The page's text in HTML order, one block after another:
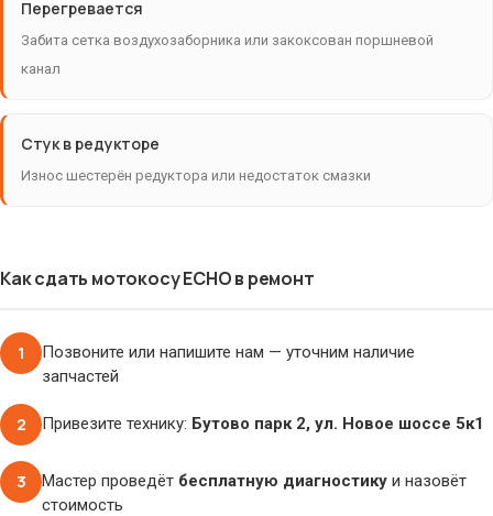
Перегревается
Забита сетка воздухозаборника или закоксован поршневой
канал
Стук в редукторе
Износ шестерён редуктора или недостаток смазки
Как сдать мотокосу ECHO в ремонт
1
Позвоните или напишите нам — уточним наличие
запчастей
2 Привезите технику: Бутово парк 2, ул. Новое шоссе 5к1
3 Мастер проведёт бесплатную диагностику и назовёт
стоимость